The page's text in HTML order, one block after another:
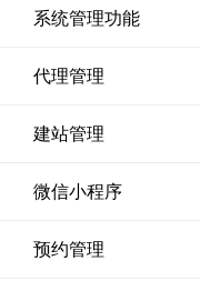
系统管理功能
代理管理
建站管理
微信小程序
预约管理